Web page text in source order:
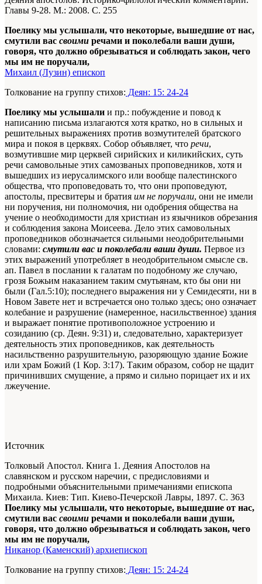
Главы 9-28. М.: 2008. С. 255
Поелику мы услышали, что некоторые, вышедшие от нас,
смутили вас своими речами и поколебали ваши души,
говоря, что должно обрезываться и соблюдать закон, чего
мы им не поручали,
Михаил (Лузин) епископ
Толкование на группу стихов: Деян: 15: 24-24
Поелику мы услышали и пр.: побуждение и повод к
написанию письма излагаются хотя кратко, но в сильных и
решительных выражениях против возмутителей братского
мира и покоя в церквях. Собор объявляет, что речи,
возмутившие мир церквей сирийских и киликийских, суть
речи самовольные этих самозваных проповедников, хотя и
вышедших из иерусалимского или вообще палестинского
общества, что проповедовать то, что они проповедуют,
апостолы, пресвитеры и братия им не поручали, они не имели
ни поручения, ни полномочия, ни одобрения общества на
учение о необходимости для христиан из язычников обрезания
и соблюдения закона Моисеева. Дело этих самовольных
проповедников обозначается сильными неодобрительными
словами: смутили вас и поколебали ваши души. Первое из
этих выражений употребляет в неодобрительном смысле св.
ап. Павел в послании к галатам по подобному же случаю,
грозя Божьим наказанием таким смутьянам, кто бы они ни
были (Гал.5:10); последнего выражения ни у Семидесяти, ни в
Новом Завете нет и встречается оно только здесь; оно означает
колебание и разрушение (намеренное, насильственное) здания
и выражает понятие противоположное устроению и
созиданию (ср. Деян. 9:31) и, следовательно, характеризует
деятельность этих проповедников, как деятельность
насильственно разрушительную, разоряющую здание Божие
или храм Божий (1 Кор. 3:17). Таким образом, собор не щадит
причинивших смущение, а прямо и сильно порицает их и их
лжеучение.
Источник
Толковый Апостол. Книга 1. Деяния Апостолов на
славянском и русском наречии, с предисловиями и
подробными объяснительными примечаниями епископа
Михаила. Киев: Тип. Киево-Печерской Лавры, 1897. С. 363
Поелику мы услышали, что некоторые, вышедшие от нас,
смутили вас своими речами и поколебали ваши души,
говоря, что должно обрезываться и соблюдать закон, чего
мы им не поручали,
Никанор (Каменский) архиепископ
Толкование на группу стихов: Деян: 15: 24-24